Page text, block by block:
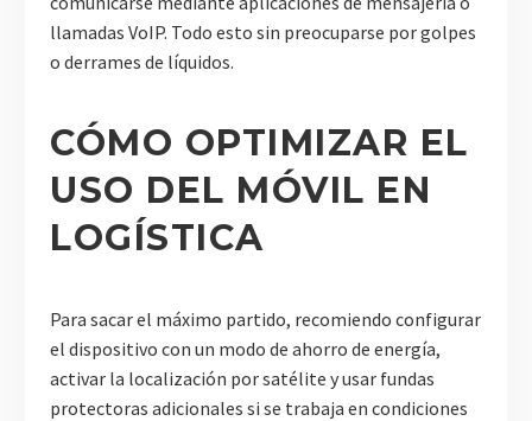
llamadas VoIP. Todo esto sin preocuparse por golpes
o derrames de líquidos.
CÓMO OPTIMIZAR EL
USO DEL MÓVIL EN
LOGÍSTICA
Para sacar el máximo partido, recomiendo configurar
el dispositivo con un modo de ahorro de energía,
activar la localización por satélite y usar fundas
protectoras adicionales si se trabaja en condiciones